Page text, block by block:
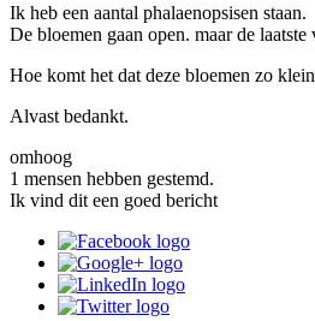
Ik heb een aantal phalaenopsisen staan.
De bloemen gaan open. maar de
Hoe komt het dat deze bloemen zo
Alvast bedankt.
omhoog
1 mensen hebben gestemd.
Ik vind dit een goed bericht